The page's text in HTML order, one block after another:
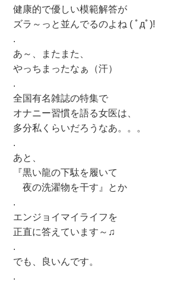
健康的で優しい模範解答が
ズラ～っと並んでるのよね ( ﾟдﾟ)!
.
あ～、またまた、
やっちまったなぁ（汗）
.
全国有名雑誌の特集で
オナニー習慣を語る女医は、
多分私くらいだろうなあ。。。
.
あと、
『黒い龍の下駄を履いて
夜の洗濯物を干す』とか
.
エンジョイマイライフを
正直に答えています～♫
.
でも、良いんです。
.